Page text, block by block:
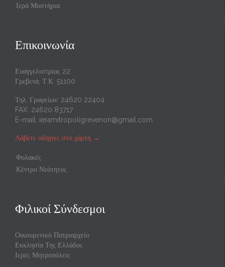
Ιερά Μυστήρια
Επικοινωνία
Ευαγγελιστρίας 22
Γρεβενά, Τ.Κ. 51100
Τηλ. Γραφείων: 24620 22404
FAX: 24620 83717
E-mail: ieramitropoligrevenon@gmail.com
Λάβετε οδηγίες στο χάρτη →
Φυλακές
Κέντρο Νεότητος
Φιλικοί Σύνδεσμοι
Οικουμενικό Πατριαρχείο
Εκκλησία Της Ελλάδος
Ιερές Μητροπόλεις